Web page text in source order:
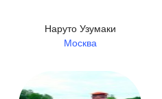
Наруто Узумаки
Москва